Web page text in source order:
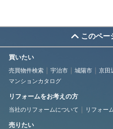
このペー
買いたい
売買物件検索 宇治市 城陽市 京田
マンションカタログ
リフォームをお考えの方
当社のリフォームについて リフォー
売りたい